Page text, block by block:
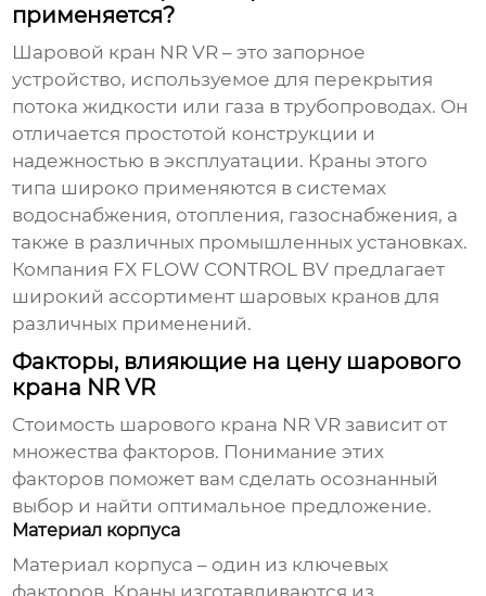
применяется?
Шаровой кран NR VR – это запорное
устройство, используемое для перекрытия
потока жидкости или газа в трубопроводах. Он
отличается простотой конструкции и
надежностью в эксплуатации. Краны этого
типа широко применяются в системах
водоснабжения, отопления, газоснабжения, а
также в различных промышленных установках.
Компания FX FLOW CONTROL BV предлагает
широкий ассортимент шаровых кранов для
различных применений.
Факторы, влияющие на цену шарового
крана NR VR
Стоимость шарового крана NR VR зависит от
множества факторов. Понимание этих
факторов поможет вам сделать осознанный
выбор и найти оптимальное предложение.
Материал корпуса
Материал корпуса – один из ключевых